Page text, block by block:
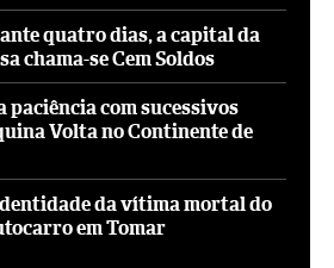
quatro dias, a capital da
chama-se Cem Soldos
paciência com sucessivos
Volta no Continente de
da vítima mortal do
em Tomar